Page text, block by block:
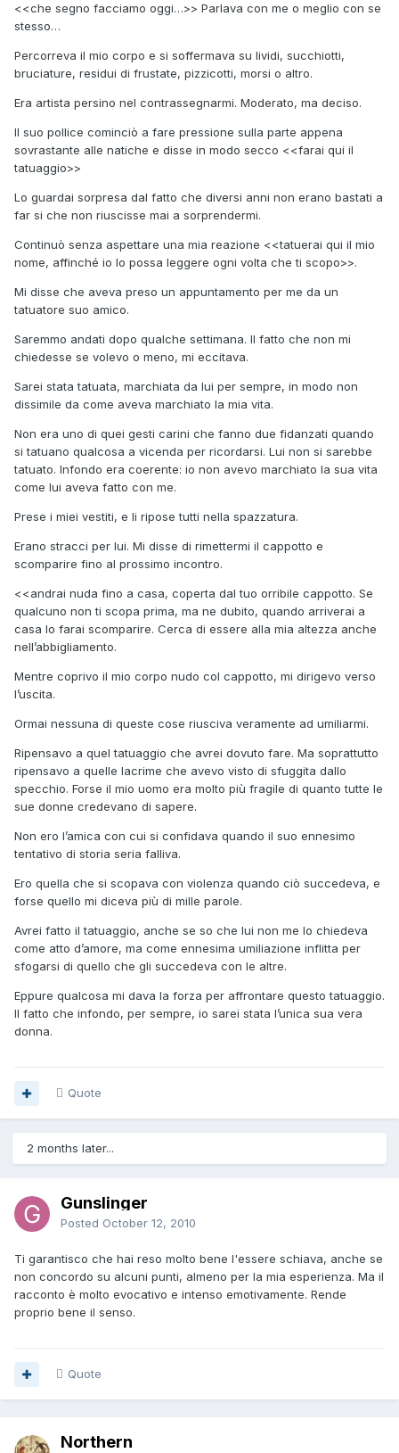
<<che segno facciamo oggi…>> Parlava con me o meglio con se
stesso…
Percorreva il mio corpo e si soffermava su lividi, succhiotti,
bruciature, residui di frustate, pizzicotti, morsi o altro.
Era artista persino nel contrassegnarmi. Moderato, ma deciso.
Il suo pollice cominciò a fare pressione sulla parte appena
sovrastante alle natiche e disse in modo secco <<farai qui il
tatuaggio>>
Lo guardai sorpresa dal fatto che diversi anni non erano bastati a
far si che non riuscisse mai a sorprendermi.
Continuò senza aspettare una mia reazione <<tatuerai qui il mio
nome, affinché io lo possa leggere ogni volta che ti scopo>>.
Mi disse che aveva preso un appuntamento per me da un
tatuatore suo amico.
Saremmo andati dopo qualche settimana. Il fatto che non mi
chiedesse se volevo o meno, mi eccitava.
Sarei stata tatuata, marchiata da lui per sempre, in modo non
dissimile da come aveva marchiato la mia vita.
Non era uno di quei gesti carini che fanno due fidanzati quando
si tatuano qualcosa a vicenda per ricordarsi. Lui non si sarebbe
tatuato. Infondo era coerente: io non avevo marchiato la sua vita
come lui aveva fatto con me.
Prese i miei vestiti, e li ripose tutti nella spazzatura.
Erano stracci per lui. Mi disse di rimettermi il cappotto e
scomparire fino al prossimo incontro.
<<andrai nuda fino a casa, coperta dal tuo orribile cappotto. Se
qualcuno non ti scopa prima, ma ne dubito, quando arriverai a
casa lo farai scomparire. Cerca di essere alla mia altezza anche
nell’abbigliamento.
Mentre coprivo il mio corpo nudo col cappotto, mi dirigevo verso
l’uscita.
Ormai nessuna di queste cose riusciva veramente ad umiliarmi.
Ripensavo a quel tatuaggio che avrei dovuto fare. Ma soprattutto
ripensavo a quelle lacrime che avevo visto di sfuggita dallo
specchio. Forse il mio uomo era molto più fragile di quanto tutte le
sue donne credevano di sapere.
Non ero l’amica con cui si confidava quando il suo ennesimo
tentativo di storia seria falliva.
Ero quella che si scopava con violenza quando ciò succedeva, e
forse quello mi diceva più di mille parole.
Avrei fatto il tatuaggio, anche se so che lui non me lo chiedeva
come atto d’amore, ma come ennesima umiliazione inflitta per
sfogarsi di quello che gli succedeva con le altre.
Eppure qualcosa mi dava la forza per affrontare questo tatuaggio.
Il fatto che infondo, per sempre, io sarei stata l’unica sua vera
donna.
Quote
2 months later...
Gunslinger
Posted October 12, 2010
Ti garantisco che hai reso molto bene l'essere schiava, anche se
non concordo su alcuni punti, almeno per la mia esperienza. Ma il
racconto è molto evocativo e intenso emotivamente. Rende
proprio bene il senso.
Quote
Northern